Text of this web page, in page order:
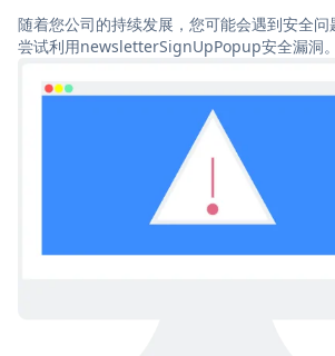
随着您公司的持续发展，您可能会遇到安全
尝试利用newsletterSignUpPopup安全漏洞。